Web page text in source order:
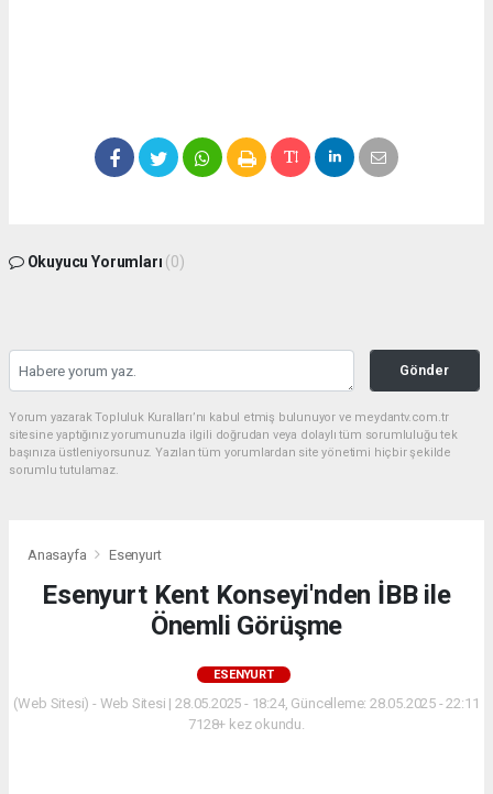
Okuyucu Yorumları (0)
Gönder
Yorum yazarak Topluluk Kuralları’nı kabul etmiş bulunuyor ve meydantv.com.tr
sitesine yaptığınız yorumunuzla ilgili doğrudan veya dolaylı tüm sorumluluğu tek
başınıza üstleniyorsunuz. Yazılan tüm yorumlardan site yönetimi hiçbir şekilde
sorumlu tutulamaz.
Anasayfa Esenyurt
Esenyurt Kent Konseyi'nden İBB ile
Önemli Görüşme
ESENYURT
(Web Sitesi) - Web Sitesi | 28.05.2025 - 18:24, Güncelleme: 28.05.2025 - 22:11
7128+ kez okundu.